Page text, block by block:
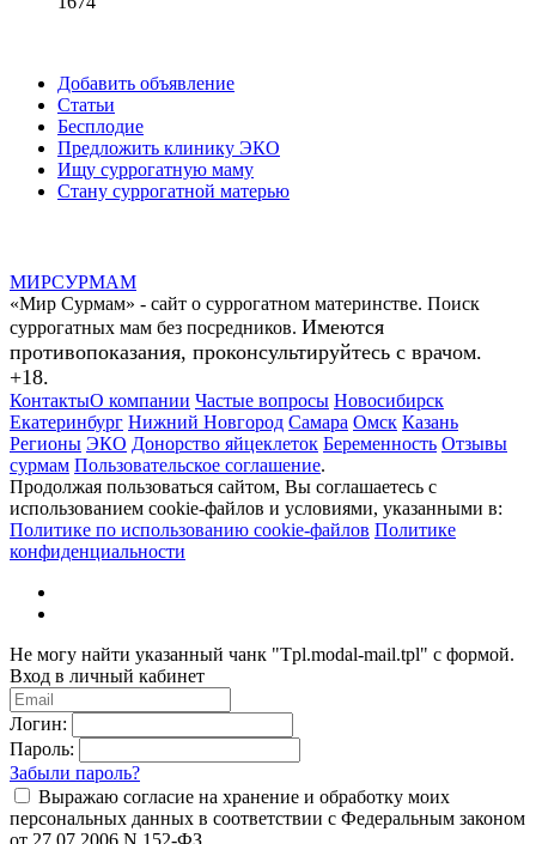
Добавить объявление
Статьи
Бесплодие
Предложить клинику ЭКО
Ищу суррогатную маму
Стану суррогатной матерью
МИРСУРМАМ
«Мир Сурмам» - сайт о суррогатном материнстве. Поиск
суррогатных мам без посредников. Имеются
противопоказания, проконсультируйтесь с врачом.
+18.
КонтактыО компании Частые вопросы Новосибирск
Екатеринбург Нижний Новгород Самара Омск Казань
Регионы ЭКО Донорство яйцеклеток Беременность Отзывы
сурмам Пользовательское соглашение.
Продолжая пользоваться сайтом, Вы соглашаетесь с
использованием cookie-файлов и условиями, указанными в:
Политике по использованию cookie-файлов Политике
конфиденциальности
Не могу найти указанный чанк "Tpl.modal-mail.tpl" с формой.
Вход в личный кабинет
Логин:
Пароль:
Забыли пароль?
Выражаю согласие на хранение и обработку моих
персональных данных в соответствии с Федеральным законом
от 27.07.2006 N 152-ФЗ